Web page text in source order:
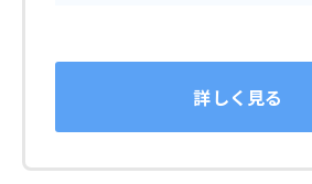
詳しく見る